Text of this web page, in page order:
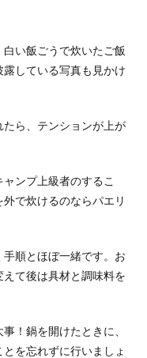
い飯ごうで炊いたご飯
している写真も見かけ
ら、テンションが上が
ンプ上級者のするこ
で炊けるのならパエリ
順とほぼ一緒です。お
て後は具材と調味料を
！鍋を開けたときに、
を忘れずに行いましょ